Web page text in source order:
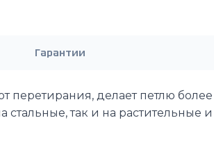
Гарантии
перетирания, делает петлю
так и на растительные